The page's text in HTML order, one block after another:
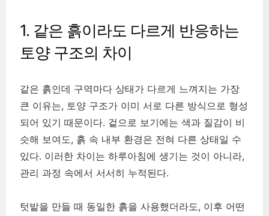
1. 같은 흙이라도 다르게 반응하는
토양 구조의 차이
같은 흙인데 구역마다 상태가 다르게 느껴지는 가장
큰 이유는, 토양 구조가 이미 서로 다른 방식으로 형성
되어 있기 때문이다. 겉으로 보기에는 색과 질감이 비
슷해 보여도, 흙 속 내부 환경은 전혀 다른 상태일 수
있다. 이러한 차이는 하루아침에 생기는 것이 아니라,
관리 과정 속에서 서서히 누적된다.
텃밭을 만들 때 동일한 흙을 사용했더라도, 이후 어떤